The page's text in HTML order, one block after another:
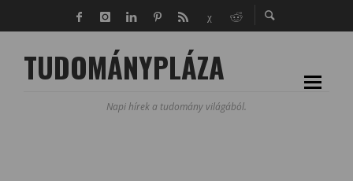
TUDOMÁNYPLÁZA
Napi hírek a tudomány világából.